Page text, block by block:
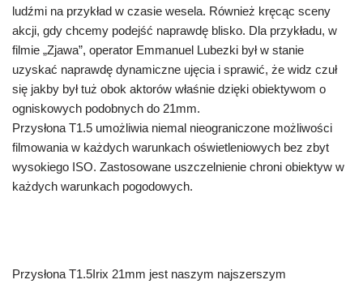
ludźmi na przykład w czasie wesela. Również kręcąc sceny
akcji, gdy chcemy podejść naprawdę blisko. Dla przykładu, w
filmie „Zjawa”, operator Emmanuel Lubezki był w stanie
uzyskać naprawdę dynamiczne ujęcia i sprawić, że widz czuł
się jakby był tuż obok aktorów właśnie dzięki obiektywom o
ogniskowych podobnych do 21mm.
Przysłona T1.5 umożliwia niemal nieograniczone możliwości
filmowania w każdych warunkach oświetleniowych bez zbyt
wysokiego ISO. Zastosowane uszczelnienie chroni obiektyw w
każdych warunkach pogodowych.
Przysłona T1.5Irix 21mm jest naszym najszerszym